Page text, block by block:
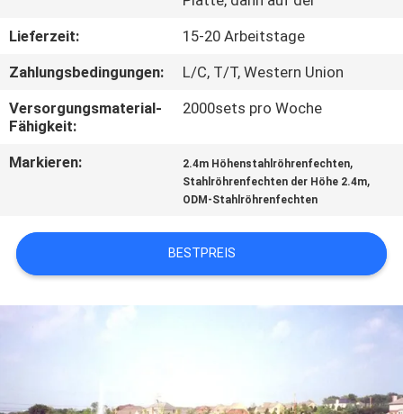
UNS
VERBINDUNG
NACHRICHTEN
SIE
EIN
PRIVACY
Lieferzeit:
15-20 Arbeitstage
Zahlungsbedingungen:
L/C, T/T, Western Union
Versorgungsmaterial-
Fähigkeit:
2000sets pro Woche
Markieren: 2.4m Höhenstahlröhrenfechten,
Stahlröhrenfechten der Höhe 2.4m,
ODM-Stahlröhrenfechten
BESTPREIS